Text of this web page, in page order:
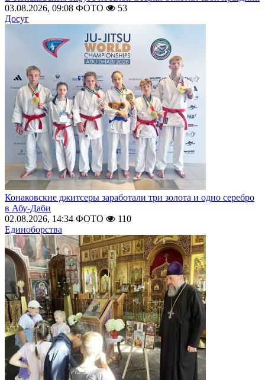
03.08.2026, 09:08 ФОТО
53
Досуг
Конаковские джитсеры заработали три золота и одно серебро
в Абу-Даби
02.08.2026, 14:34 ФОТО
110
Единоборства